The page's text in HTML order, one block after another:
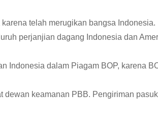
telah merugikan bangsa Indonesia.
perjanjian dagang Indonesia dan
Indonesia dalam Piagam BOP, karena
keamanan PBB. Pengiriman